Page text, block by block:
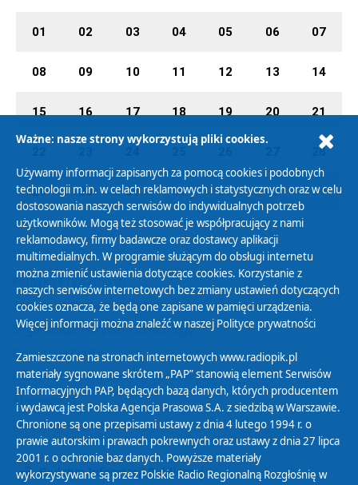
01 02 03 04 05 06 07
08 09 10 11 12 13 14
15 16 17 18 19 20 21
28
29 30 31 01 02 03 04
Polityka Prywatności
Zasady korzystania z Serwisu
Organizacje Pożytku Publicznego
Cyfryzacja DAB+
Polityka ochrony danych osobowych
Abonament
Zamówienia publiczne
Biuletyn Informacji Publicznej
Ważne: nasze strony wykorzystują pliki cookies.
Używamy informacji zapisanych za pomocą cookies i podobnych
technologii m.in. w celach reklamowych i statystycznych oraz w celu
dostosowania naszych serwisów do indywidualnych potrzeb
użytkowników. Mogą też stosować je współpracujący z nami
reklamodawcy, firmy badawcze oraz dostawcy aplikacji
multimedialnych. W programie służącym do obsługi internetu
można zmienić ustawienia dotyczące cookies. Korzystanie z
naszych serwisów internetowych bez zmiany ustawień dotyczących
cookies oznacza, że będą one zapisane w pamięci urządzenia.
Więcej informacji można znaleźć w naszej Polityce prywatności
Zamieszczone na stronach internetowych www.radiopik.pl
materiały sygnowane skrótem „PAP” stanowią element Serwisów
Informacyjnych PAP, będących bazą danych, których producentem
i wydawcą jest Polska Agencja Prasowa S.A. z siedzibą w Warszawie.
Chronione są one przepisami ustawy z dnia 4 lutego 1994 r. o
prawie autorskim i prawach pokrewnych oraz ustawy z dnia 27 lipca
2001 r. o ochronie baz danych. Powyższe materiały
wykorzystywane są przez Polskie Radio Regionalną Rozgłośnię w